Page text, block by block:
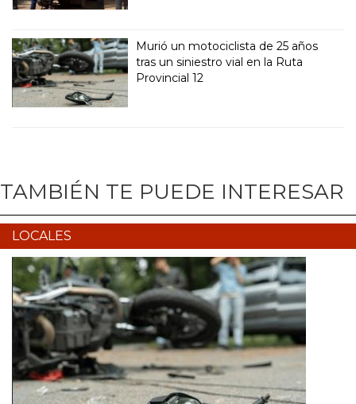
Murió un motociclista de 25 años
tras un siniestro vial en la Ruta
Provincial 12
TAMBIÉN TE PUEDE INTERESAR
LOCALES